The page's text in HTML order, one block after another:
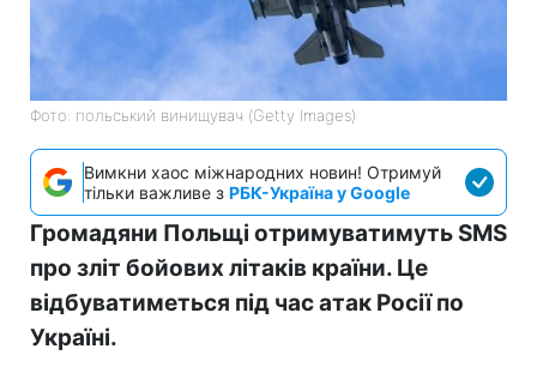
Фото: польський винищувач (Getty Images)
Вимкни хаос міжнародних новин! Отримуй
тільки важливе з РБК-Україна у Google
Громадяни Польщі отримуватимуть SMS
про зліт бойових літаків країни. Це
відбуватиметься під час атак Росії по
Україні.